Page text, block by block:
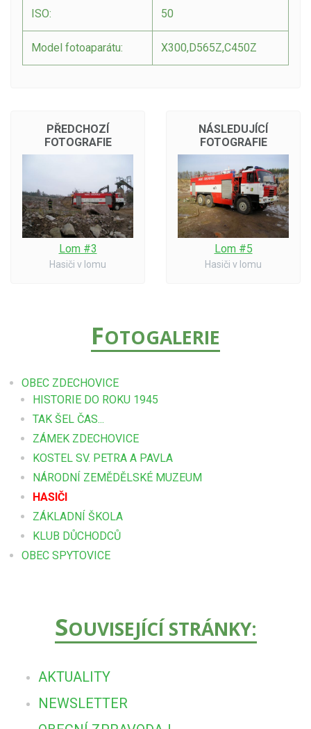
ISO: 50
Model fotoaparátu: X300,D565Z,C450Z
PŘEDCHOZÍ
FOTOGRAFIE
Lom #3
Hasiči v lomu
NÁSLEDUJÍCÍ
FOTOGRAFIE
Lom #5
Hasiči v lomu
FOTOGALERIE
OBEC ZDECHOVICE
HISTORIE DO ROKU 1945
TAK ŠEL ČAS...
ZÁMEK ZDECHOVICE
KOSTEL SV. PETRA A PAVLA
NÁRODNÍ ZEMĚDĚLSKÉ MUZEUM
HASIČI
ZÁKLADNÍ ŠKOLA
KLUB DŮCHODCŮ
OBEC SPYTOVICE
SOUVISEJÍCÍ STRÁNKY:
AKTUALITY
NEWSLETTER